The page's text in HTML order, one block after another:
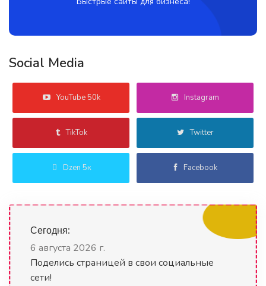
Social Media
YouTube 50k Instagram
TikTok Twitter
Dzen 5к Facebook
Сегодня:
6 августа 2026 г.
Поделись страницей в свои социальные
сети!